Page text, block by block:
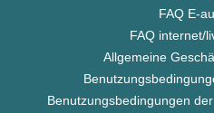
FAQ E-
FAQ internet/
Allgemeine
Benutzungsbedingungen